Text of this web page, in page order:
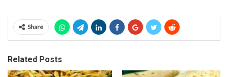
Share
Related Posts